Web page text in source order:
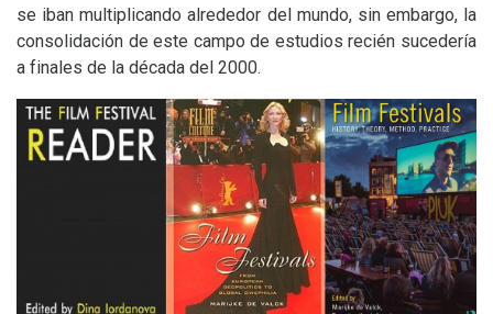
se iban multiplicando alrededor del mundo, sin embargo, la
consolidación de este campo de estudios recién sucedería
a finales de la década del 2000.